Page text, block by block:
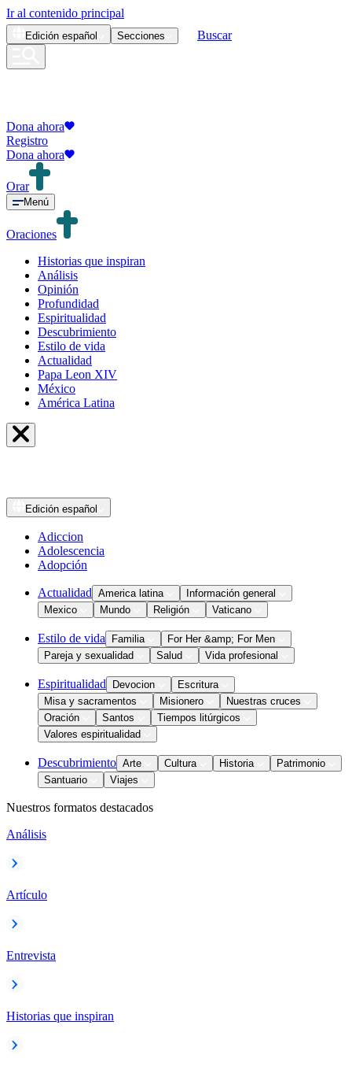
Ir al contenido principal
Edición español Secciones Buscar
Dona ahora
Registro
Dona ahora
Orar
Menú
Oraciones
Historias que inspiran
Análisis
Opinión
Profundidad
Espiritualidad
Descubrimiento
Estilo de vida
Actualidad
Papa Leon XIV
México
América Latina
Edición español
Adiccion
Adolescencia
Adopción
Actualidad America latina
Información general
Mexico
Mundo Religión Vaticano
Estilo de vida Familia
For Her &amp; For Men
Pareja y sexualidad
Salud Vida profesional
Espiritualidad Devocion
Escritura
Misa y sacramentos
Misionero
Nuestras cruces
Oración
Santos
Tiempos litúrgicos
Valores espiritualidad
Descubrimiento Arte Cultura Historia
Patrimonio
Santuario
Viajes
Nuestros formatos destacados
Análisis
Artículo
Entrevista
Historias que inspiran